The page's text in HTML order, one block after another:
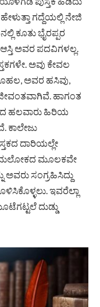
ಗದ್ದೆಯಲ್ಲಿ ನೇಜಿ
ಕೂತು ಭೈರಪ್ಪರ
ಅವರ ಪದವಿಗಳಲ್ಲ.
ಅವು ಕೇವಲ
ಅವರ ಹಸಿವು,
ಹಾಗಂತ
ಹಲವಾರು ಹಿರಿಯ
ಕಾಲೇಜು
ದಾರಿಯಲ್ಲೇ
ಮೂಲಕವೇ
ಅವರು ಸಂಗ್ರಹಿಸಿದ್ದು
ಇವರೆಲ್ಲಾ
ದುಡ್ಡು